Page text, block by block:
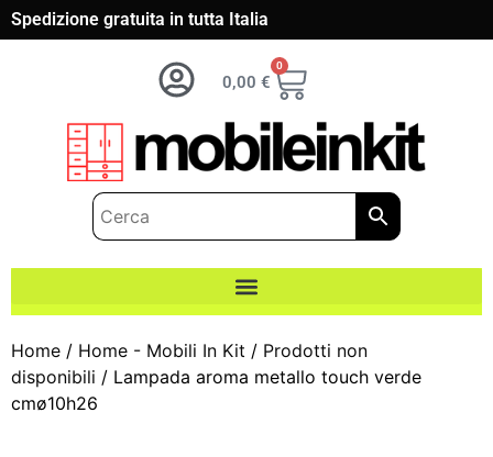
Spedizione gratuita in tutta Italia
0,00 €
0
Home / Home - Mobili In Kit / Prodotti non
disponibili / Lampada aroma metallo touch verde
cmø10h26